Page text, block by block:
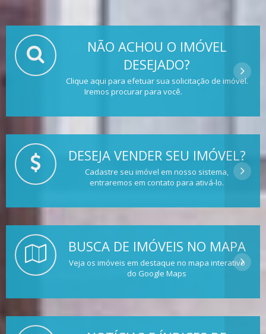
NÃO ACHOU O IMÓVEL
DESEJADO?
Clique aqui para efetuar sua solicitação de imóvel.
Iremos procurar para você.
DESEJA VENDER SEU IMÓVEL?
Cadastre seu imóvel em nosso sistema,
entraremos em contato para ativá-lo.
BUSCA DE IMÓVEIS NO MAPA
Veja os imóveis em destaque no mapa interativo
do Google Maps